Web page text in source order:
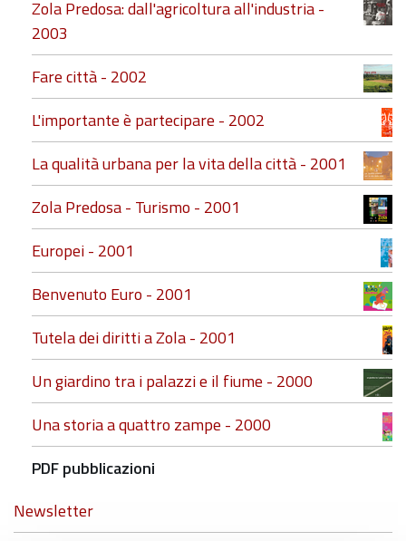
Zola Predosa: dall'agricoltura all'industria -
2003
Fare città - 2002
L'importante è partecipare - 2002
La qualità urbana per la vita della città - 2001
Zola Predosa - Turismo - 2001
Europei - 2001
Benvenuto Euro - 2001
Tutela dei diritti a Zola - 2001
Un giardino tra i palazzi e il fiume - 2000
Una storia a quattro zampe - 2000
PDF pubblicazioni
Newsletter